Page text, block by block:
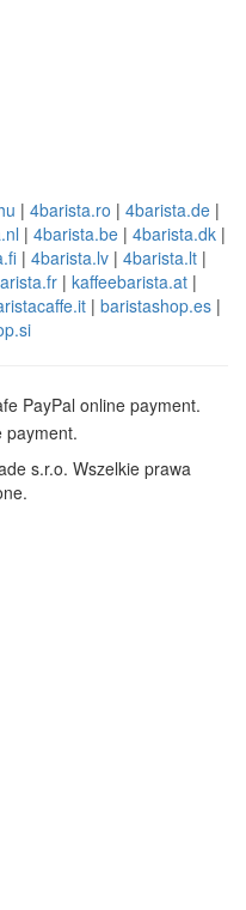
| 4barista.ro | 4barista.de |
| 4barista.be| 4barista.dk|
| 4barista.lv | 4barista.lt |
| kaffeebarista.at|
| baristashop.es|
s.r.o. Wszelkie prawa